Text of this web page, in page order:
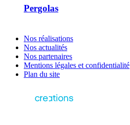
Pergolas
Nos réalisations
Nos actualités
Nos partenaires
Mentions légales et confidentialité
Plan du site